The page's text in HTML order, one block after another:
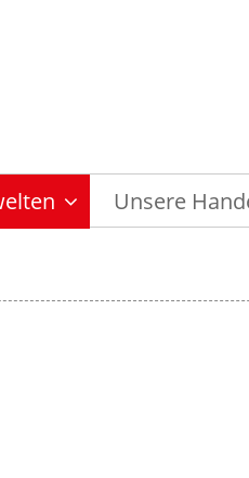
Unsere